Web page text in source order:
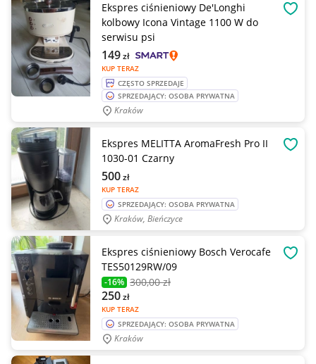
Ekspres ciśnieniowy De'Longhi
kolbowy Icona Vintage 1100 W do
serwisu psi
KUP TERAZ
149zł
CZĘSTO SPRZEDAJE
SPRZEDAJĄCY: OSOBA PRYWATNA
Kraków
Ekspres MELITTA AromaFresh Pro II
1030-01 Czarny
KUP TERAZ
500zł
SPRZEDAJĄCY: OSOBA PRYWATNA
Kraków, Bieńczyce
Ekspres ciśnieniowy Bosch Verocafe
TES50129RW/09
-16% 300,00 zł
KUP TERAZ
250zł
SPRZEDAJĄCY: OSOBA PRYWATNA
Kraków